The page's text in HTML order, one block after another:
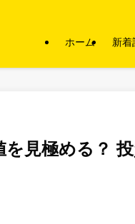
ホーム 新着
見極める？